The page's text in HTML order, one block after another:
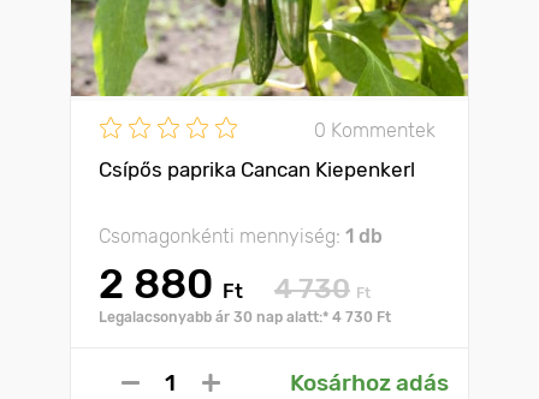
0 Kommentek
Csípős paprika Cancan Kiepenkerl
Csomagonkénti mennyiség: 1 db
2 880 Ft 4 730 Ft
Legalacsonyabb ár 30 nap alatt:* 4 730 Ft
Kosárhoz adás